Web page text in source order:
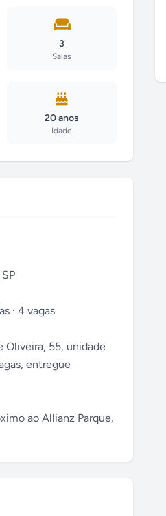
3
Salas
20 anos
Idade
· 4 vagas
Oliveira, 55, unidade
entregue
ao Allianz Parque,